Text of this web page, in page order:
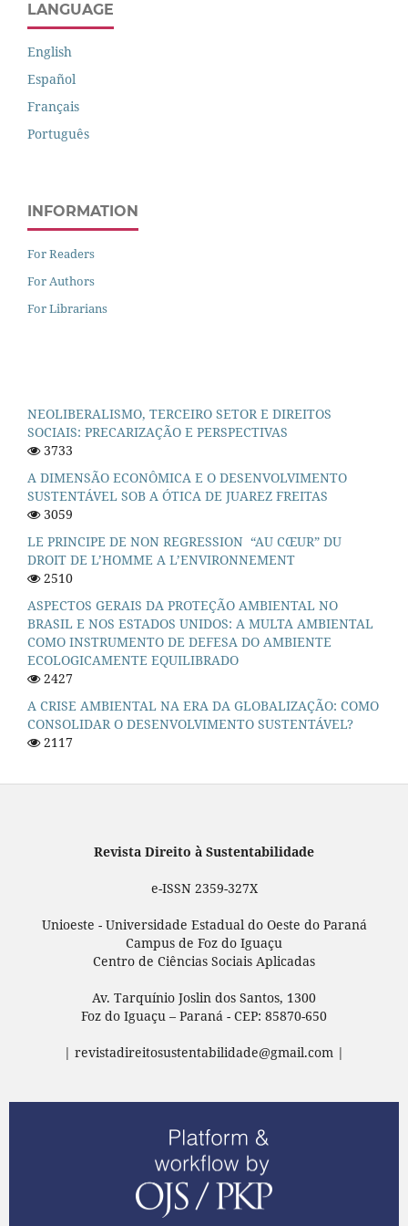
LANGUAGE
English
Español
Français
Português
INFORMATION
For Readers
For Authors
For Librarians
NEOLIBERALISMO, TERCEIRO SETOR E DIREITOS
SOCIAIS: PRECARIZAÇÃO E PERSPECTIVAS
3733
A DIMENSÃO ECONÔMICA E O DESENVOLVIMENTO
SUSTENTÁVEL SOB A ÓTICA DE JUAREZ FREITAS
3059
LE PRINCIPE DE NON REGRESSION “AU CŒUR” DU
DROIT DE L’HOMME A L’ENVIRONNEMENT
2510
ASPECTOS GERAIS DA PROTEÇÃO AMBIENTAL NO
BRASIL E NOS ESTADOS UNIDOS: A MULTA AMBIENTAL
COMO INSTRUMENTO DE DEFESA DO AMBIENTE
ECOLOGICAMENTE EQUILIBRADO
2427
A CRISE AMBIENTAL NA ERA DA GLOBALIZAÇÃO: COMO
CONSOLIDAR O DESENVOLVIMENTO SUSTENTÁVEL?
2117
Revista Direito à Sustentabilidade
e-ISSN 2359-327X
Unioeste - Universidade Estadual do Oeste do Paraná
Campus de Foz do Iguaçu
Centro de Ciências Sociais Aplicadas
Av. Tarquínio Joslin dos Santos, 1300
Foz do Iguaçu – Paraná - CEP: 85870-650
| revistadireitosustentabilidade@gmail.com |